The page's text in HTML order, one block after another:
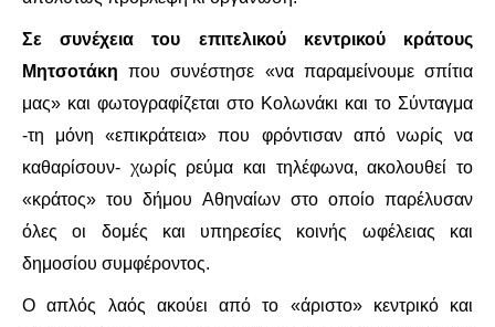
ΑΝΑΚΟΙΝΏΣΕΙΣ
ΑΝΑΛΎΣΕΙΣ
ΚΙΝΉΜΑΤΑ
ΚΙΝΗΤΟΠΟΙΉΣΕΙΣ
ΑΝΑΚΟΙΝΏΣΕΙΣ
Σε συνέχεια του επιτελικού κεντρικού κράτους
Μητσοτάκη που συνέστησε «να παραμείνουμε σπίτια
μας» και φωτογραφίζεται στο Κολωνάκι και το Σύνταγμα
-τη μόνη «επικράτεια» που φρόντισαν από νωρίς να
καθαρίσουν- χωρίς ρεύμα και τηλέφωνα, ακολουθεί το
«κράτος» του δήμου Αθηναίων στο οποίο παρέλυσαν
όλες οι δομές και υπηρεσίες κοινής ωφέλειας και
δημοσίου συμφέροντος.
Ο απλός λαός ακούει από το «άριστο» κεντρικό και